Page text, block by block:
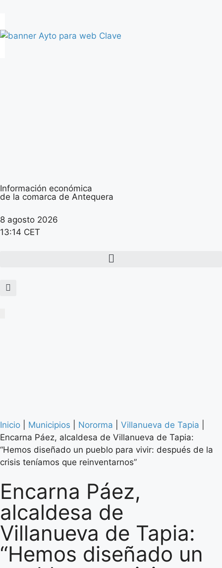
Información económica
de la comarca de Antequera
8 agosto 2026
13:14 CET
Inicio Municipios Nororma Villanueva de Tapia
Encarna Páez, alcaldesa de Villanueva de Tapia:
“Hemos diseñado un pueblo para vivir: después de la
crisis teníamos que reinventarnos”
Encarna Páez,
alcaldesa de
Villanueva de Tapia:
“Hemos diseñado un